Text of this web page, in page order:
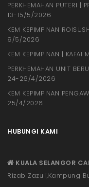
PERKHEMAHAN PUTERI |
13-15/5/2026
KEM KEPIMPINAN
9/5/2026
KEM KEPIMPINAN |
PERKHEMAHAN UNIT
24-26/4/2026
KEM KEPIMPINAN
25/4/2026
HUBUNGI KAMI
KUALA SELANGOR
Rizab Zazuli,Kampung